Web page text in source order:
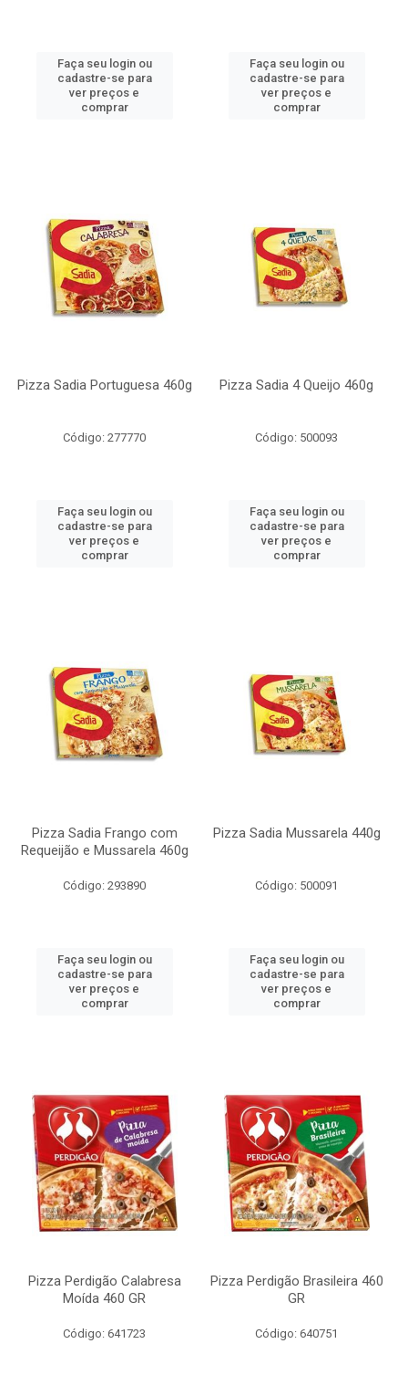
Faça seu login ou
cadastre-se para
ver preços e
comprar
Faça seu login ou
cadastre-se para
ver preços e
comprar
Pizza Sadia Portuguesa 460g
Código: 277770
Faça seu login ou
cadastre-se para
ver preços e
comprar
Pizza Sadia 4 Queijo 460g
Código: 500093
Faça seu login ou
cadastre-se para
ver preços e
comprar
Pizza Sadia Frango com
Requeijão e Mussarela 460g
Código: 293890
Faça seu login ou
cadastre-se para
ver preços e
comprar
Pizza Sadia Mussarela 440g
Código: 500091
Faça seu login ou
cadastre-se para
ver preços e
comprar
Pizza Perdigão Calabresa
Moída 460 GR
Código: 641723
Pizza Perdigão Brasileira 460
GR
Código: 640751